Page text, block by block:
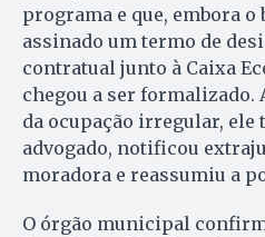
programa e que, embora
assinado um termo de
contratual junto à Caixa
chegou a ser formalizado.
da ocupação irregular, ele
advogado, notificou
moradora e reassumiu a
O órgão municipal